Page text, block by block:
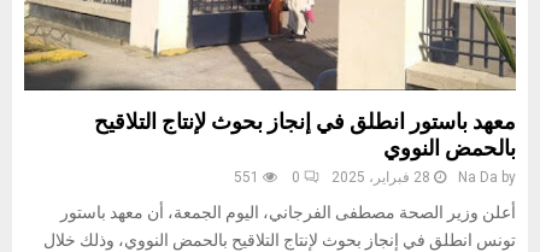
معهد باستور انطلق في إنجاز بحوث لإنتاج التلاقيح
بالحمض النووي
by
Na Da 28 فبراير، 2025 0
551
أعلن وزير الصحة مصطفى الفرجاني، اليوم الجمعة، أن معهد باستور
تونس انطلق في إنجاز بحوث لإنتاج التلاقيح بالحمض النووي، وذلك خلال